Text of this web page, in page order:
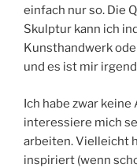
einfach nur so. Die
Skulptur kann ich
Kunsthandwerk
und es ist mir
Ich habe zwar
interessiere mich
arbeiten. Vielleicht
inspiriert (wenn